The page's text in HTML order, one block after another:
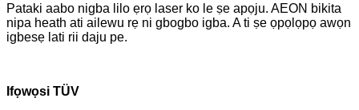
Pataki aabo nigba lilo ẹrọ laser ko le ṣe apọju. AEON bikita
nipa heath ati ailewu rẹ ni gbogbo igba. A ti ṣe ọpọlọpọ awọn
igbesẹ lati rii daju pe.
Ifọwọsi TÜV